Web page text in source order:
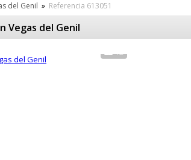
del Genil » Referencia 613051
Vegas del Genil
12